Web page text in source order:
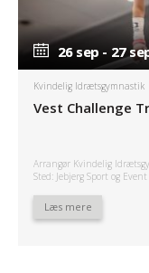
26 sep - 27
26 sep - 27
Kvindelig Idrætsgymnastik
Vest Challenge
Arrangør Kvindelig
Sted: Jebjerg Sport og
Læs mere